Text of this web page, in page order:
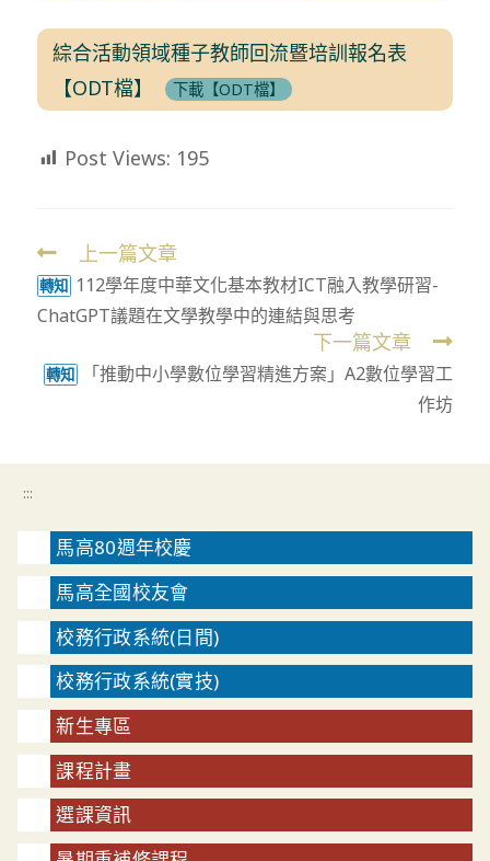
綜合活動領域種子教師回流暨培訓報名表
【ODT檔】
下載【ODT檔】
Post Views: 195
Read
more
articles
上一篇文章
轉知 112學年度中華文化基本教材ICT融入教學研習-
ChatGPT議題在文學教學中的連結與思考
下一篇文章
轉知
「推動中小學數位學習精進方案」A2數位學習工
作坊
:::
馬高80週年校慶
馬高全國校友會
校務行政系統(日間)
校務行政系統(實技)
新生專區
課程計畫
選課資訊